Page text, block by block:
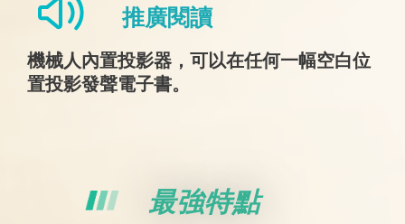
推廣閱讀
機械人內置投影器，可以在任何一幅空白位
置投影發聲電子書。
最強特點